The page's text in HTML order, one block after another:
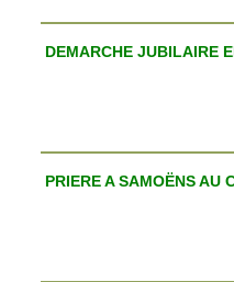
DEMARCHE JUBILAIRE
PRIERE A SAMOËNS AU